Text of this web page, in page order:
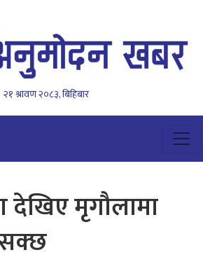
२१ श्रावण २०८३, बिहिबार
देखिए मृगौलामा